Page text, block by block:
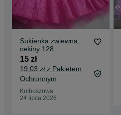
Sukienka zwiewna,
cekiny 128
15 zł
19,03 zł z Pakietem
Ochronnym
Kolbuszowa
24 lipca 2026